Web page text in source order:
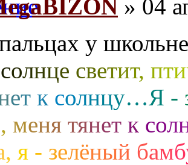
» 04
у
солнце светит, пти
ет к солнцу…Я -
, меня тянет к сол
, я - зелёный бамб